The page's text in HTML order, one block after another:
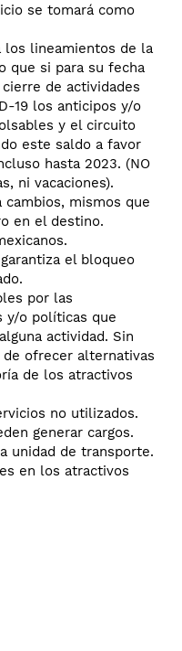
se tomará como
los lineamientos de la
que si para su fecha
de actividades
19 los anticipos y/o
y el circuito
este saldo a favor
hasta 2023. (NO
ni vacaciones).
mismos que
en el destino.
el bloqueo
por las
y/o políticas que
actividad. Sin
ofrecer alternativas
de los atractivos
no utilizados.
generar cargos.
unidad de transporte.
en los atractivos